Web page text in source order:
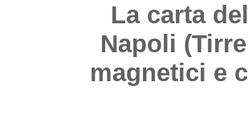
La carta
Napoli
magnetici e